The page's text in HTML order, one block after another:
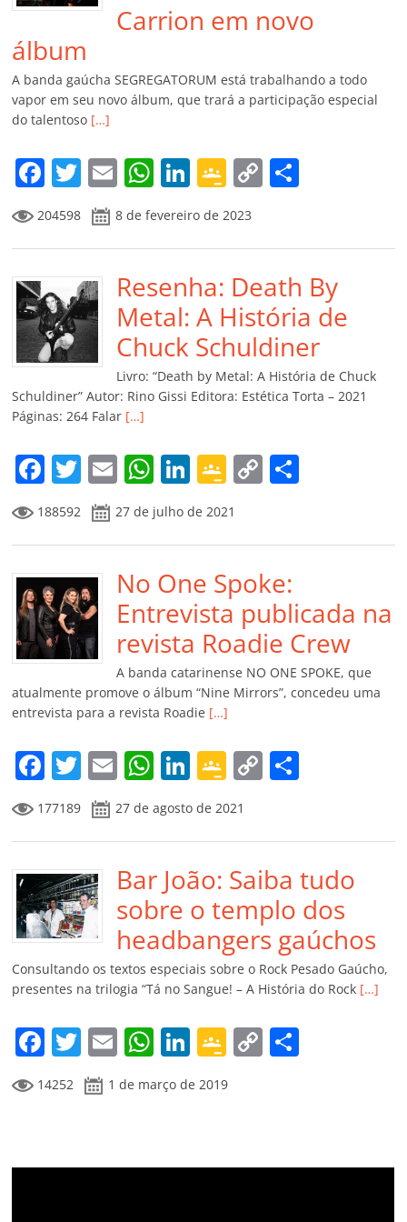
Carrion em novo
álbum
A banda gaúcha SEGREGATORUM está trabalhando a todo
vapor em seu novo álbum, que trará a participação especial
do talentoso […]
F
a
c
e
b
o
o
k
T
w
itt
er
E
m
ai
l
W
at
s
A
p
p
Li
k
e
dI
n
G
o
o
gl
e
Cl
a
ss
ro
m
C
y
Li
n
k
p
ar
til
h
ar
204598 8 de fevereiro de 2023
Resenha: Death By
Metal: A História de
Chuck Schuldiner
Livro: “Death by Metal: A História de Chuck
Schuldiner” Autor: Rino Gissi Editora: Estética Torta – 2021
Páginas: 264 Falar […]
F
a
c
e
b
o
o
k
T
w
itt
er
E
m
ai
l
W
h
at
s
A
p
p
Li
n
k
e
dI
n
G
o
o
gl
e
Cl
a
ss
ro
o
m
C
y
Li
n
k
p
til
h
ar
188592 27 de julho de 2021
No One Spoke:
Entrevista publicada na
revista Roadie Crew
A banda catarinense NO ONE SPOKE, que
atualmente promove o álbum “Nine Mirrors”, concedeu uma
entrevista para a revista Roadie […]
F
a
c
e
b
o
o
k
T
w
itt
er
E
m
ai
l
W
at
s
A
p
p
Li
n
k
e
dI
n
G
o
o
gl
e
Cl
a
ss
ro
o
m
C
y
Li
n
k
p
ar
til
h
ar
177189 27 de agosto de 2021
Bar João: Saiba tudo
sobre o templo dos
headbangers gaúchos
Consultando os textos especiais sobre o Rock Pesado Gaúcho,
presentes na trilogia “Tá no Sangue! – A História do Rock […]
F
a
c
b
T
w
itt
E
m
ai
W
at
A
Li
n
k
dI
G
o
o
e
C
Li ar
14252 1 de março de 2019